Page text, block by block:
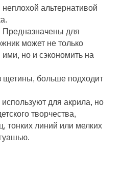
неплохой альтернативой
Предназначены для
может не только
но и сэкономить на
щетины, больше подходит
для акрила, но
творчества,
тонких линий или мелких